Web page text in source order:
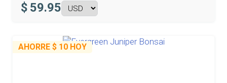
$ 59.95
AHORRE $ 10 HOY